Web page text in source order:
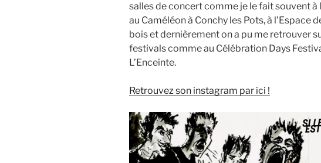
salles de concert comme je le fait souvent à
au Caméléon à Conchy les Pots, à l’Espace
bois et dernièrement on a pu me retrouver
festivals comme au Célébration Days
L’Enceinte.
Retrouvez son instagram par ici !